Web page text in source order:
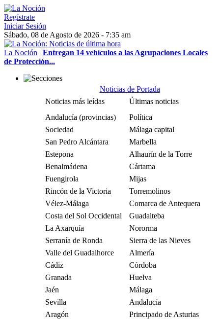
Regístrate
Iniciar Sesión
Sábado, 08 de Agosto de 2026 - 7:35 am
La Noción | Entregan 14 vehículos a las Agrupaciones Locales
de Protección...
Noticias de Portada
Noticias más leídas
Últimas noticias
Andalucía (provincias)
Política
Sociedad
Málaga capital
San Pedro Alcántara
Marbella
Estepona
Alhaurín de la Torre
Benalmádena
Cártama
Fuengirola
Mijas
Rincón de la Victoria
Torremolinos
Vélez-Málaga
Comarca de Antequera
Costa del Sol Occidental
Guadalteba
La Axarquía
Nororma
Serranía de Ronda
Sierra de las Nieves
Valle del Guadalhorce
Almería
Cádiz
Córdoba
Granada
Huelva
Jaén
Málaga
Sevilla
Andalucía
Aragón
Principado de Asturias